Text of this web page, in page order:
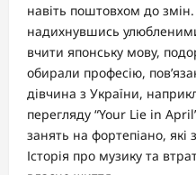
навіть поштовхом до
надихнувшись
вчити японську мову,
обирали професію,
дівчина з України,
перегляду “Your Lie in
занять на фортепіано, які
Історія про музику та